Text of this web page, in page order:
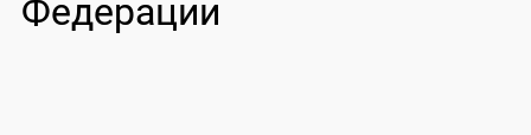
Федерации